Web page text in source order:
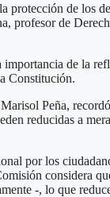
de los
profesor de
de la
Constitución.
Peña,
reducidas a
por los
considera
-, lo que